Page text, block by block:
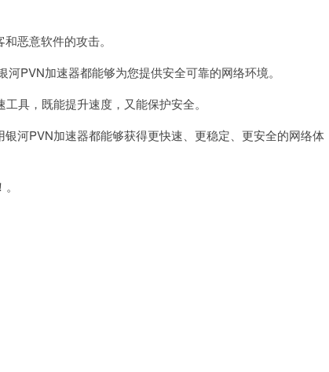
恶意软件的攻击。
PVN加速器都能够为您提供安全可靠的网络环境。
具，既能提升速度，又能保护安全。
河PVN加速器都能够获得更快速、更稳定、更安全的网络体